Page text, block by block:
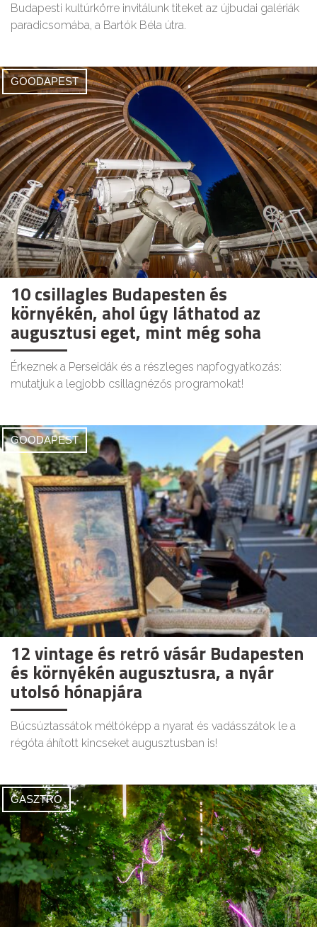
Budapesti kultúrkörre invitálunk titeket az újbudai galériák
paradicsomába, a Bartók Béla útra.
GOODAPEST
10 csillagles Budapesten és
környékén, ahol úgy láthatod az
augusztusi eget, mint még soha
Érkeznek a Perseidák és a részleges napfogyatkozás:
mutatjuk a legjobb csillagnézős programokat!
GOODAPEST
12 vintage és retró vásár Budapesten
és környékén augusztusra, a nyár
utolsó hónapjára
Búcsúztassátok méltóképp a nyarat és vadásszátok le a
régóta áhított kincseket augusztusban is!
GASZTRO